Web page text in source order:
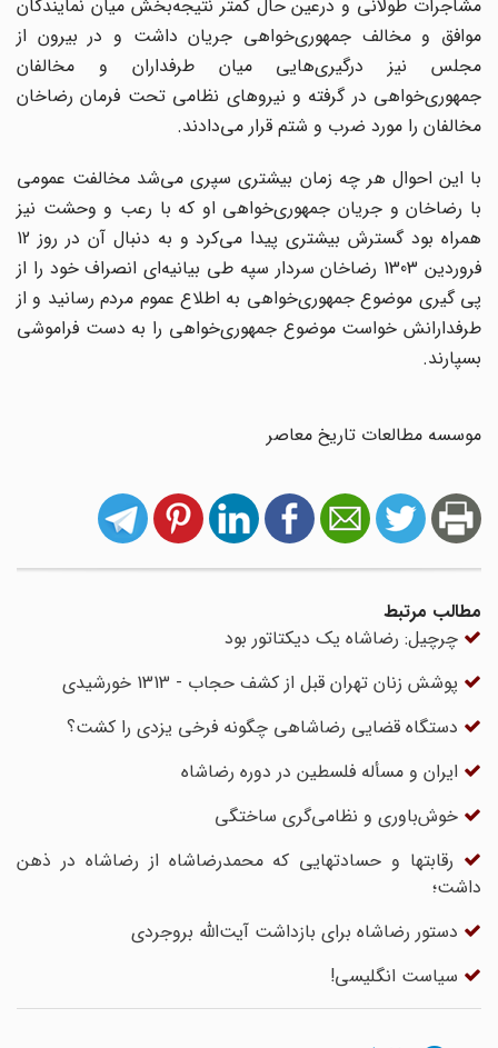
مشاجرات طولانی و درعین حال کمتر نتیجه‌بخش میان نمایندگان
موافق و مخالف جمهوری‌خواهی جریان داشت و در بیرون از
مجلس نیز درگیری‌هایی میان طرفداران و مخالفان
جمهوری‌خواهی در گرفته و نیروهای نظامی تحت فرمان رضاخان
مخالفان را مورد ضرب و شتم قرار می‌دادند.
با این احوال هر چه زمان بیشتری سپری می‌شد مخالفت عمومی
با رضاخان و جریان جمهوری‌خواهی او که با رعب و وحشت نیز
همراه بود گسترش بیشتری پیدا می‌کرد و به دنبال آن در روز 12
فروردین 1303 رضاخان سردار سپه طی بیانیه‌ای انصراف خود را از
پی گیری موضوع جمهوری‌خواهی به اطلاع عموم مردم رسانید و از
طرفدارانش خواست موضوع جمهوری‌خواهی را به دست فراموشی
بسپارند.
موسسه مطالعات تاریخ معاصر
مطالب مرتبط
چرچیل: رضاشاه یک دیکتاتور بود
پوشش زنان تهران قبل از کشف حجاب - 1313 خورشیدی
دستگاه قضایی رضاشاهی چگونه فرخی یزدی را کشت؟
ایران و مسأله فلسطین در دوره رضاشاه
خوش‌باوری و نظامی‌گری ساختگی
رقابتها و حسادتهایی که محمدرضاشاه از رضاشاه در ذهن
داشت؛
دستور رضاشاه برای بازداشت آیت‌‌الله بروجردی
سیاست انگلیسی!